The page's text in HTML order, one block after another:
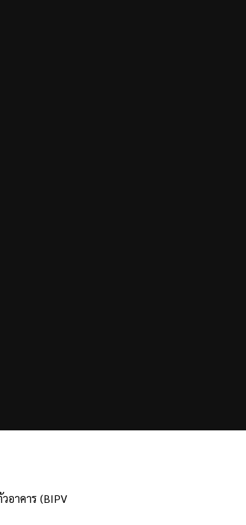
อาคาร (BIPV